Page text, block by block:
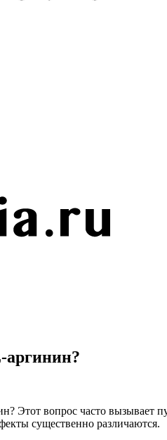
Этот вопрос часто вызывает
существенно различаются.